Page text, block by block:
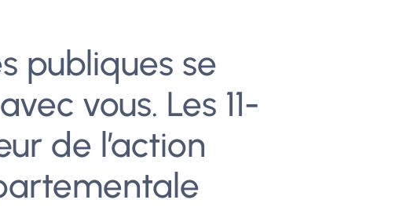
publiques se
vous. Les 11-
de l’action